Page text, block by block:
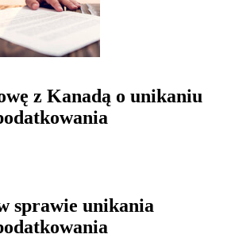
z Kanadą o unikaniu
sprawie unikania